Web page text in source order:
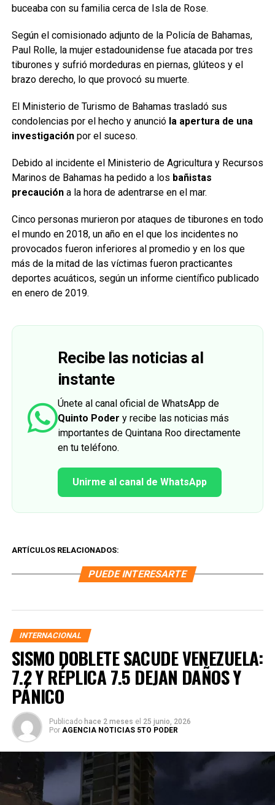
buceaba con su familia cerca de Isla de Rose.
Según el comisionado adjunto de la Policía de Bahamas,
Paul Rolle, la mujer estadounidense fue atacada por tres
tiburones y sufrió mordeduras en piernas, glúteos y el
brazo derecho, lo que provocó su muerte.
El Ministerio de Turismo de Bahamas trasladó sus
condolencias por el hecho y anuncióla apertura de una
investigaciónpor el suceso.
Debido al incidente el Ministerio de Agricultura y Recursos
Marinos de Bahamas ha pedido a los bañistas
precaucióna la hora de adentrarse en el mar.
Cinco personas murieron por ataques de tiburones en todo
el mundo en 2018, un año en el que los incidentes no
provocados fueron inferiores al promedio y en los que
más de la mitad de las víctimas fueron practicantes
deportes acuáticos, según un informe científico publicado
en enero de 2019.
Recibe las noticias al
instante
Únete al canal oficial de WhatsApp de
Quinto Poder y recibe las noticias más
importantes de Quintana Roo directamente
en tu teléfono.
Unirme al canal de WhatsApp
ARTÍCULOS RELACIONADOS:
PUEDE INTERESARTE
INTERNACIONAL
SISMO DOBLETE SACUDE VENEZUELA:
7.2 Y RÉPLICA 7.5 DEJAN DAÑOS Y
PÁNICO
Publicado hace 2 meses el 25 junio, 2026
Por AGENCIA NOTICIAS 5TO PODER